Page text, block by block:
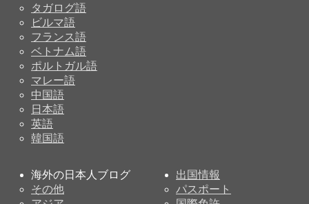
タガログ語
ビルマ語
フランス語
ベトナム語
ポルトガル語
マレー語
中国語
日本語
英語
韓国語
海外の日本人ブログ
その他
出国情報
パスポート